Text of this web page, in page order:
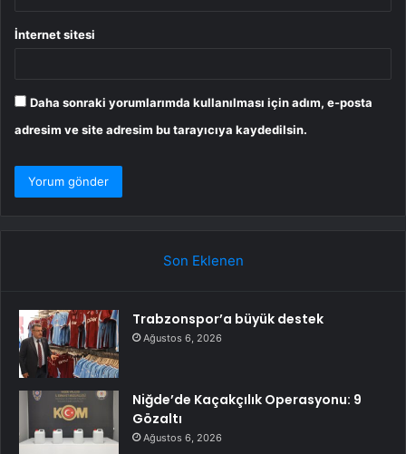
İnternet sitesi
Daha sonraki yorumlarımda kullanılması için adım, e-posta
adresim ve site adresim bu tarayıcıya kaydedilsin.
Son Eklenen
Trabzonspor’a büyük destek
Ağustos 6, 2026
Niğde’de Kaçakçılık Operasyonu: 9
Gözaltı
Ağustos 6, 2026